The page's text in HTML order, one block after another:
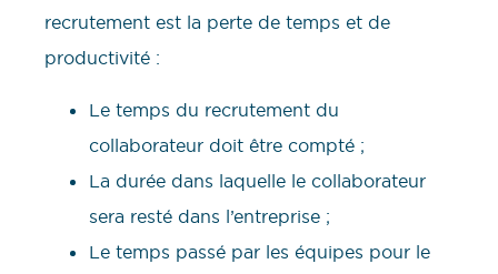
recrutement est la perte de temps et de
productivité :
Le temps du recrutement du
collaborateur doit être compté ;
La durée dans laquelle le collaborateur
sera resté dans l’entreprise ;
Le temps passé par les équipes pour le